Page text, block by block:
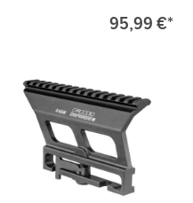
95,99 €*